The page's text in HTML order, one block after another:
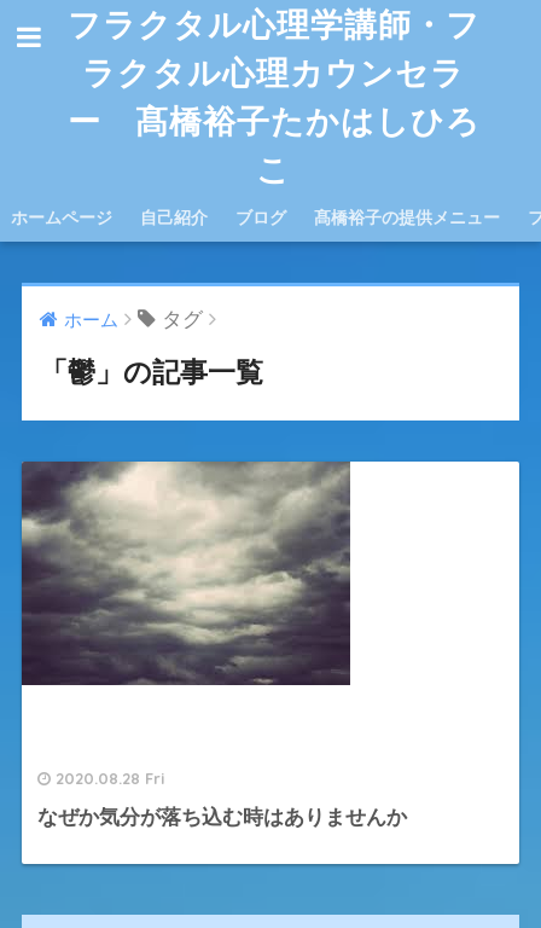
フラクタル心理学講師・フ
ラクタル心理カウンセラ
ー 髙橋裕子たかはしひろ
こ
ホームページ 自己紹介 ブログ 髙橋裕子の提供メニュー
ホーム タグ
「鬱」の記事一覧
2020.08.28 Fri
なぜか気分が落ち込む時はありませんか